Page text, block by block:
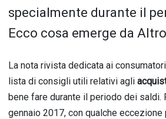
specialmente durante il
Ecco cosa emerge da
La nota rivista dedicata ai
lista di consigli utili relativi agli
bene fare durante il periodo dei saldi.
gennaio 2017, con qualche eccezione